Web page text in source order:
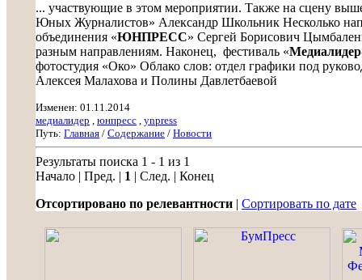
... участвующие в этом мероприятии. Также на сцену
Юных Журналистов» Александр Школьник Несколько
объединения «ЮНПРЕСС» Сергей Борисович
разным направлениям. Наконец, фестиваль «Медиалидер
фотостудия «Око» Облако слов: отдел графики под
Алексея Малахова и Полины Давлетбаевой
Изменен: 01.11.2014
медиалидер , юнпресс , ynpress
Путь: Главная / Содержание / Новости
Результаты поиска 1 - 1 из 1
Начало | Пред. | 1 | След. | Конец
Отсортировано по релевантности | Сортировать по дате